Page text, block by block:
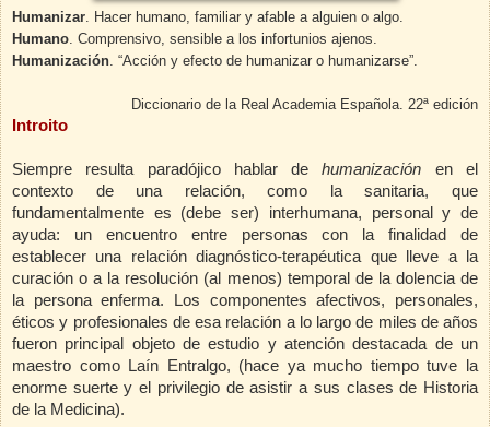
Humanizar . Hacer humano, familiar y afable a alguien o algo.
Humano . Comprensivo, sensible a los infortunios ajenos.
Humanización . “Acción y efecto de humanizar o humanizarse”.
Diccionario de la Real Academia Española. 22ª edición
Introito
Siempre resulta paradójico hablar dehumanización en el
contexto de una relación, como la sanitaria, que
fundamentalmente es (debe ser) interhumana, personal y de
ayuda: un encuentro entre personas con la finalidad de
establecer una relación diagnóstico-terapéutica que lleve a la
curación o a la resolución (al menos) temporal de la dolencia de
la persona enferma. Los componentes afectivos, personales,
éticos y profesionales de esa relación a lo largo de miles de años
fueron principal objeto de estudio y atención destacada de un
maestro como Laín Entralgo, (hace ya mucho tiempo tuve la
enorme suerte y el privilegio de asistir a sus clases de Historia
de la Medicina).